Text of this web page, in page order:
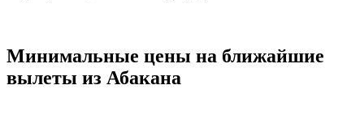
Минимальные цены на ближайшие
вылеты из Абакана